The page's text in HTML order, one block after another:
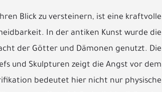
Blick zu versteinern, ist eine kraftvolle
In der antiken Kunst wurde die
der Götter und Dämonen genutzt. Die
und Skulpturen zeigt die Angst vor dem
bedeutet hier nicht nur physische